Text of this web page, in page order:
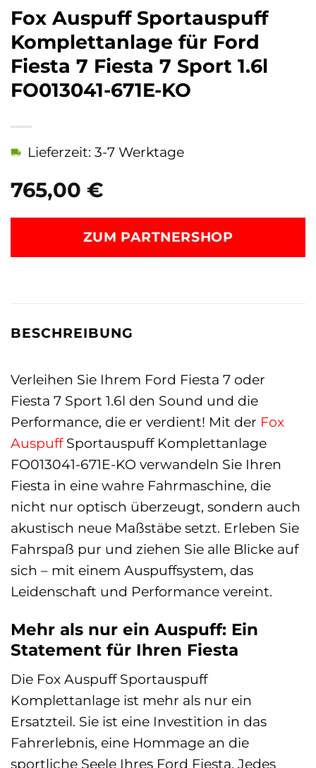
Fox Auspuff Sportauspuff
Komplettanlage für Ford
Fiesta 7 Fiesta 7 Sport 1.6l
FO013041-671E-KO
765,00 €
Lieferzeit: 3-7 Werktage
ZUM PARTNERSHOP
BESCHREIBUNG
Verleihen Sie Ihrem Ford Fiesta 7 oder
Fiesta 7 Sport 1.6l den Sound und die
Performance, die er verdient! Mit der Fox
AuspuffSportauspuff Komplettanlage
FO013041-671E-KO verwandeln Sie Ihren
Fiesta in eine wahre Fahrmaschine, die
nicht nur optisch überzeugt, sondern auch
akustisch neue Maßstäbe setzt. Erleben Sie
Fahrspaß pur und ziehen Sie alle Blicke auf
sich – mit einem Auspuffsystem, das
Leidenschaft und Performance vereint.
Mehr als nur ein Auspuff: Ein
Statement für Ihren Fiesta
Die Fox Auspuff Sportauspuff
Komplettanlage ist mehr als nur ein
Ersatzteil. Sie ist eine Investition in das
Fahrerlebnis, eine Hommage an die
sportliche Seele Ihres Ford Fiesta. Jedes